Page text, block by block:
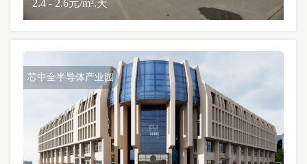
2.4 - 2.6元/m².天
芯中全半导体产业园